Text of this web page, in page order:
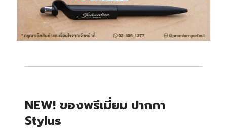
NEW! ของพรีเมี่ยม ปากกา
Stylus